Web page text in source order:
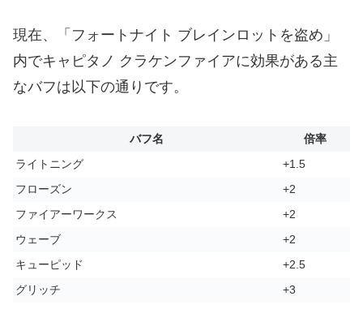
現在、「フォートナイト ブレインロットを盗め」
内でキャピタノ クラケンファイアに効果がある主
なバフは以下の通りです。
バフ名
倍率
ライトニング
+1.5
フローズン
+2
ファイアーワークス
+2
ウェーブ
+2
キューピッド
+2.5
グリッチ
+3